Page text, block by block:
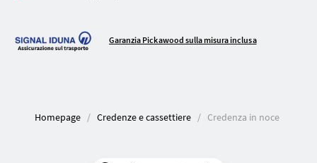
Garanzia Pickawood sulla misura inclusa
Homepage Credenze e cassettiere Credenza in noce